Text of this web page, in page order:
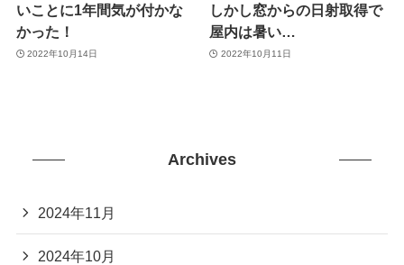
いことに1年間気が付かな
かった！
2022年10月14日
しかし窓からの日射取得で
屋内は暑い…
2022年10月11日
Archives
2024年11月
2024年10月